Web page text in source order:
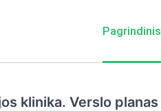
Pagrindinis
klinika. Verslo planas